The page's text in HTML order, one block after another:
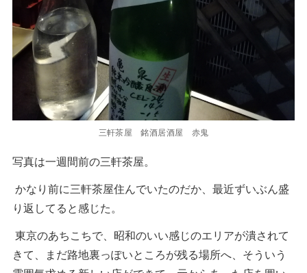
三軒茶屋 銘酒居酒屋 赤鬼
写真は一週間前の三軒茶屋。
かなり前に三軒茶屋住んでいたのだか、最近ずいぶん盛
り返してると感じた。
東京のあちこちで、昭和のいい感じのエリアが潰されて
きて、まだ路地裏っぽいところが残る場所へ、そういう